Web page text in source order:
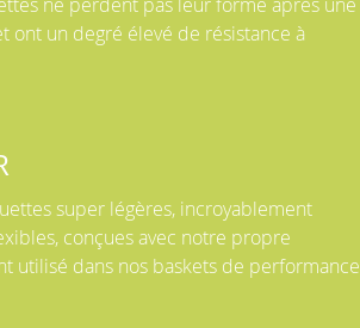
ont un degré élevé de résistance à
super légères, incroyablement
conçues avec notre propre
utilisé dans nos baskets de performance